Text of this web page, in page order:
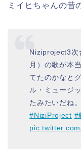
ミイヒちゃんの昔
Niziproject3次
月）の歌が本
てたのかなと
ル・ミュージ
たみたいだね。
#NiziProject #